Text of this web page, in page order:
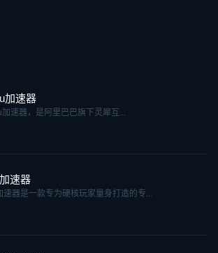
加速器
速器，是阿里巴巴旗下灵犀互...
速器
速器是一款专为硬核玩家量身打造的专...